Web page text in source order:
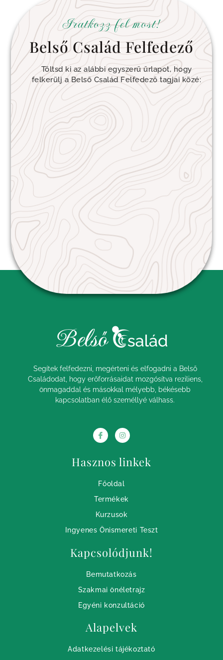
Iratkozz fel most!
Belső Család Felfedező
Töltsd ki az alábbi egyszerű űrlapot, hogy
felkerülj a Belső Család Felfedező tagjai közé:
Segítek felfedezni, megérteni és elfogadni a Belső
Családodat, hogy erőforrásaidat mozgósítva reziliens,
önmagaddal és másokkal mélyebb, békésebb
kapcsolatban élő személlyé válhass.
Hasznos linkek
Főoldal
Termékek
Kurzusok
Ingyenes Önismereti Teszt
Kapcsolódjunk!
Bemutatkozás
Szakmai önéletrajz
Egyéni konzultáció
Alapelvek
Adatkezelési tájékoztató